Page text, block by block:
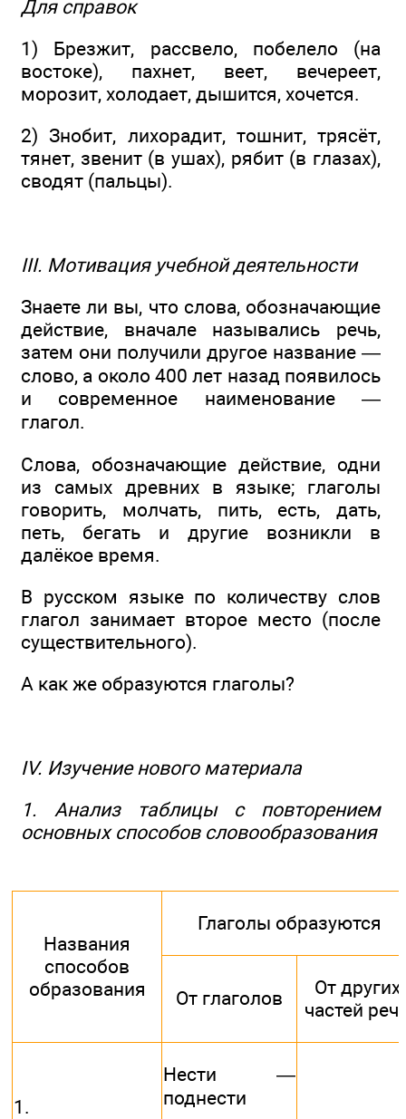
Для справок
1) Брезжит, рассвело, побелело (на
востоке), пахнет, веет, вечереет,
морозит, холодает, дышится, хочется.
2) Знобит, лихорадит, тошнит, трясёт,
тянет, звенит (в ушах), рябит (в глазах),
сводят (пальцы).
III. Мотивация учебной деятельности
Знаете ли вы, что слова, обозначающие
действие, вначале назывались речь,
затем они получили другое название —
слово, а около 400 лет назад появилось
и современное наименование —
глагол.
Слова, обозначающие действие, одни
из самых древних в языке; глаголы
говорить, молчать, пить, есть, дать,
петь, бегать и другие возникли в
далёкое время.
В русском языке по количеству слов
глагол занимает второе место (после
существительного).
А как же образуются глаголы?
IV. Изучение нового материала
1. Анализ таблицы с повторением
основных способов словообразования
Названия
способов
образования
Глаголы образуются
От глаголов
От других
частей
1.
Нести —
поднести